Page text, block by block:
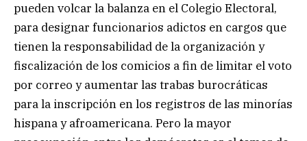
pueden volcar la balanza en el Colegio Electoral,
para designar funcionarios adictos en cargos que
tienen la responsabilidad de la organización y
fiscalización de los comicios a fin de limitar el voto
por correo y aumentar las trabas burocráticas
para la inscripción en los registros de las minorías
hispana y afroamericana. Pero la mayor